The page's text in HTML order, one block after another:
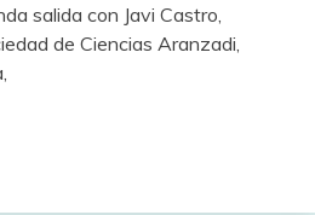
salida con Javi Castro,
de Ciencias Aranzadi,